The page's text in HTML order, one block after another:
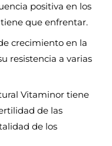
positiva en los
que enfrentar.
crecimiento en la
resistencia a varias
Vitaminor tiene
de las
de los